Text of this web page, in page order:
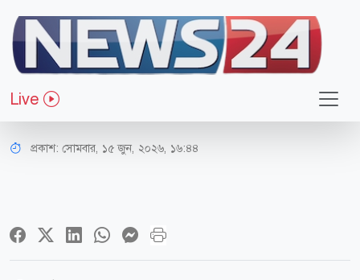
Live
আন্তর্জাতিক
যুক্তরাষ্ট্র-ইরান চুক্তির পরও দক্ষিণ
লেবাননের দখল ছাড়বে না ইসরায়েল
প্রকাশ: সোমবার, ১৫ জুন, ২০২৬, ১৬:৪৪